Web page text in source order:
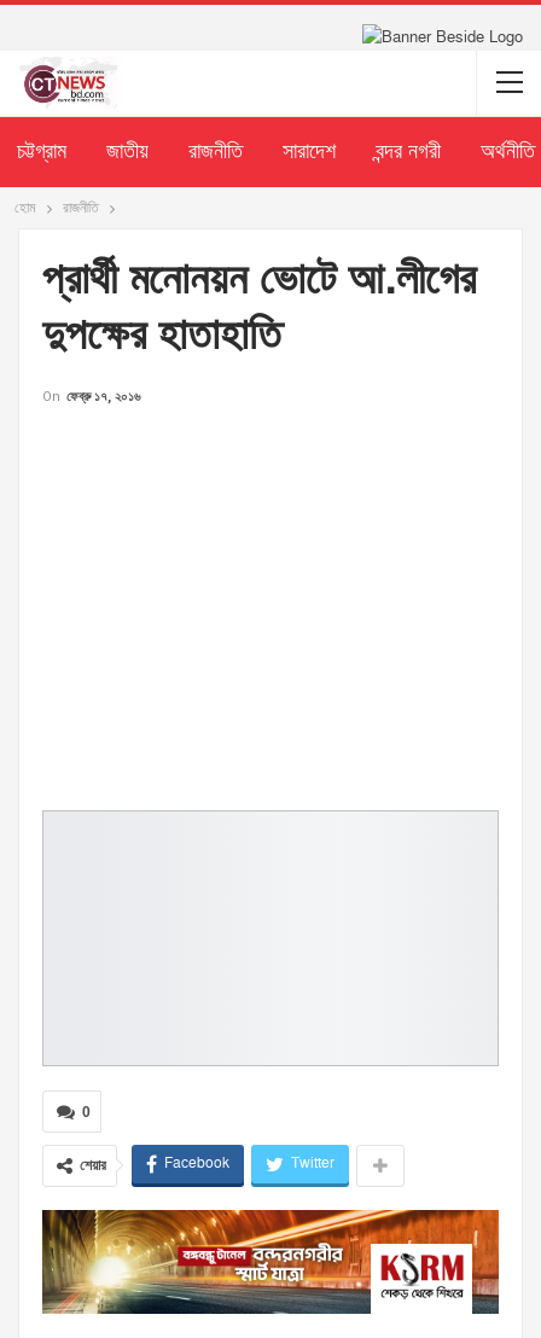
চট্টগ্রাম জাতীয় রাজনীতি সারাদেশ বন্দর নগরী অর্থনীতি
হোম রাজনীতি
প্রার্থী মনোনয়ন ভোটে আ.লীগের
দুপক্ষের হাতাহাতি
On ফেব্রু ১৭, ২০১৬
0
শেয়ার Facebook Twitter